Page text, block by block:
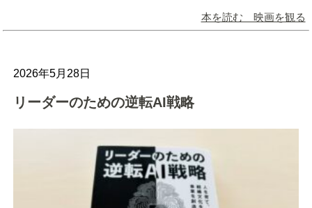
本を読む 映画を観る
2026年5月28日
リーダーのための逆転AI戦略